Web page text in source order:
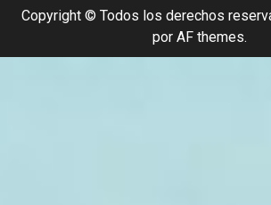
Copyright © Todos los derechos
por AF themes.